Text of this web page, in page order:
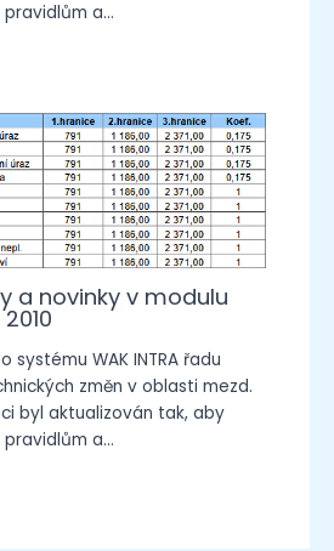
a…
a novinky v modulu
systému WAK INTRA řadu
změn v oblasti mezd.
byl aktualizován tak, aby
a…